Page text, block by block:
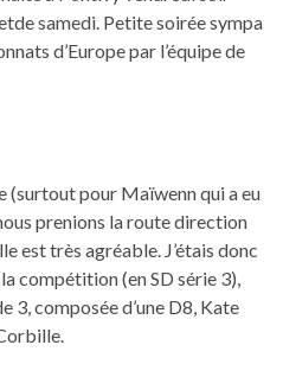
samedi. Petite soirée sympa
d’Europe par l’équipe de
(surtout pour Maïwenn qui a eu
prenions la route direction
est très agréable. J’étais donc
compétition (en SD série 3),
3, composée d’une D8, Kate